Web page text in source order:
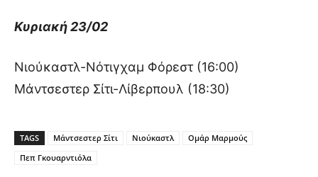
Κυριακή 23/02
Νιούκαστλ-Νότιγχαμ Φόρεστ (16:00)
Μάντσεστερ Σίτι-Λίβερπουλ (18:30)
TAGS Μάντσεστερ Σίτι Νιούκαστλ
Ομάρ Μαρμούς
Πεπ Γκουαρντιόλα